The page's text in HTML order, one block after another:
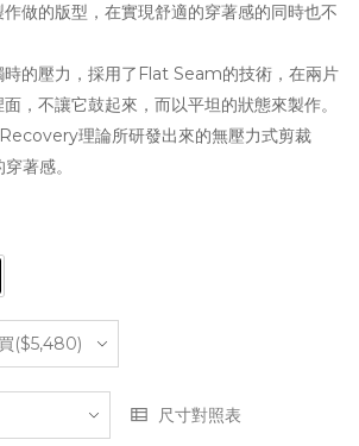
做的版型，在實現舒適的穿著感的同時也不
的壓力，採用了Flat Seam的技術，在兩片
，不讓它鼓起來，而以平坦的狀態來製作。
理論所研發出來的無壓力式剪裁
著感。
尺寸對照表